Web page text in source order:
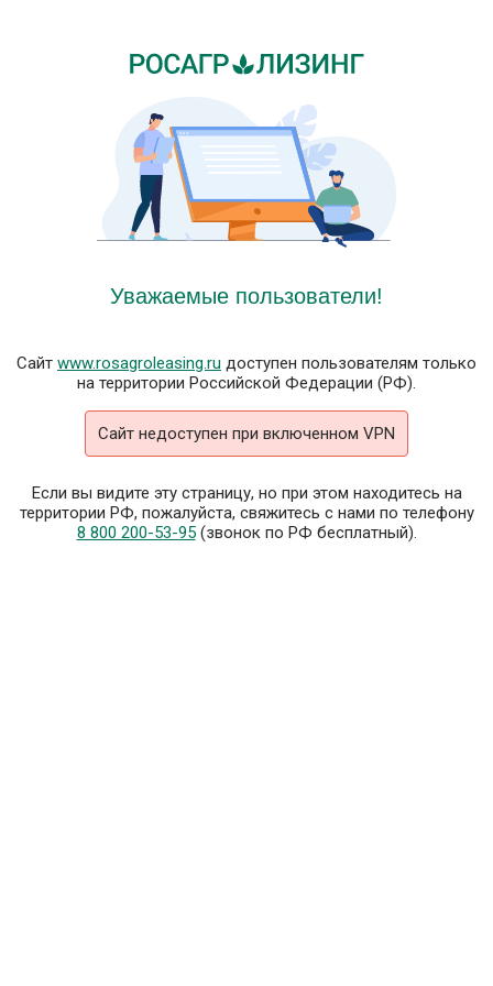
Уважаемые пользователи!
Сайт www.rosagroleasing.ru доступен пользователям только
на территории Российской Федерации (РФ).
Сайт недоступен при включенном VPN
Если вы видите эту страницу, но при этом находитесь на
территории РФ, пожалуйста, свяжитесь с нами по телефону
8 800 200-53-95(звонок по РФ бесплатный).